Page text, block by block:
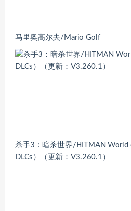
马里奥高尔夫/Mario Golf
杀手3：暗杀世界/HITMAN World
DLCs）（更新：V3.260.1）